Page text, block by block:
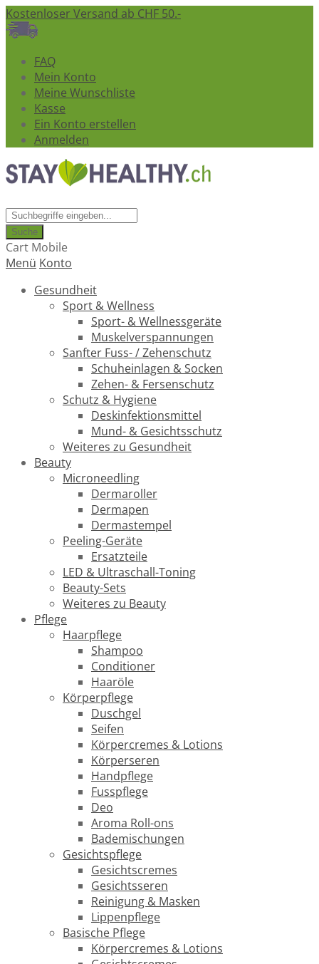
Kostenloser Versand ab CHF 50.-
FAQ
Mein Konto
Meine Wunschliste
Kasse
Ein Konto erstellen
Anmelden
Suche
Cart Mobile
Menü Konto
Gesundheit
Sport & Wellness
Sport- & Wellnessgeräte
Muskelverspannungen
Sanfter Fuss- / Zehenschutz
Schuheinlagen & Socken
Zehen- & Fersenschutz
Schutz & Hygiene
Deskinfektionsmittel
Mund- & Gesichtsschutz
Weiteres zu Gesundheit
Beauty
Microneedling
Dermaroller
Dermapen
Dermastempel
Peeling-Geräte
Ersatzteile
LED & Ultraschall-Toning
Beauty-Sets
Weiteres zu Beauty
Pflege
Haarpflege
Shampoo
Conditioner
Haaröle
Körperpflege
Duschgel
Seifen
Körpercremes & Lotions
Körperseren
Handpflege
Fusspflege
Deo
Aroma Roll-ons
Bademischungen
Gesichtspflege
Gesichtscremes
Gesichtsseren
Reinigung & Masken
Lippenpflege
Basische Pflege
Körpercremes & Lotions